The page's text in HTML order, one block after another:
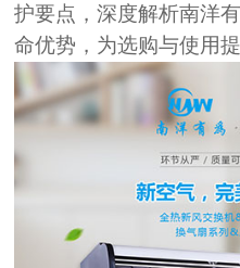
护要点，深度解析南洋
命优势，为选购与使用提